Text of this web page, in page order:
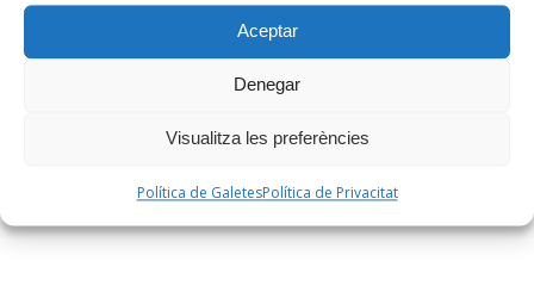
Aceptar
Denegar
Visualitza les preferències
Política de GaletesPolítica de Privacitat
IntegraNews 29: juny 2023
IntegraNews setembre 2023IntegraNews octubre
IntegraNews novembre 2023